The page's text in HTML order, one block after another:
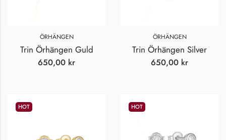
ÖRHÄNGEN
Trin Örhängen Guld
650,00 kr
ÖRHÄNGEN
Trin Örhängen Silver
650,00 kr
HOT HOT